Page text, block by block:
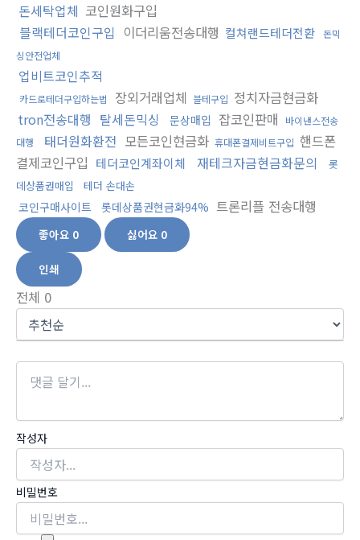
돈세탁업체 코인원화구입
블랙테더코인구입 이더리움전송대행 컬쳐랜드테더전환 돈믹
싱안전업체
업비트코인추적
카드로테더구입하는법 장외거래업체 블테구입 정치자금현금화
tron전송대행 탈세돈믹싱 문상매입 잡코인판매
바이낸스전송
대행
태더원화환전 모든코인현금화 휴대폰결제비트구입 핸드폰
결제코인구입 테더코인계좌이체 재테크자금현금화문의
롯
데상품권매입
테더 손대손
코인구매사이트 롯데상품권현금화94% 트론리플 전송대행
좋아요 0 싫어요 0
인쇄
전체 0
작성자
비밀번호